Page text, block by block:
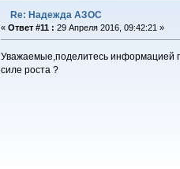
Re: Надежда АЗОС
« Ответ #11 : 29 Апреля 2016, 09:42:21 »
Уважаемые,поделитесь информацией
силе роста ?